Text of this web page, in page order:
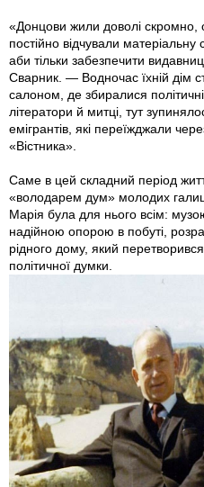
«Донцови жили доволі скромно,
постійно відчували
аби тільки забезпечити
Сварник. — Водночас їхній дім
салоном, де збиралися політичні
літератори й митці, тут
емігрантів, які переїжджали
«Вістника».
Саме в цей складний період
«володарем дум» молодих
Марія була для нього всім:
надійною опорою в побуті,
рідного дому, який
політичної думки.